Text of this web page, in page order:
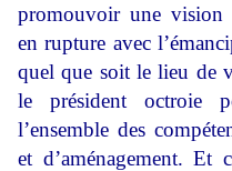
promouvoir une vision
en rupture avec
quel que soit le lieu de
le président octroie
l’ensemble des
et d’aménagement. Et